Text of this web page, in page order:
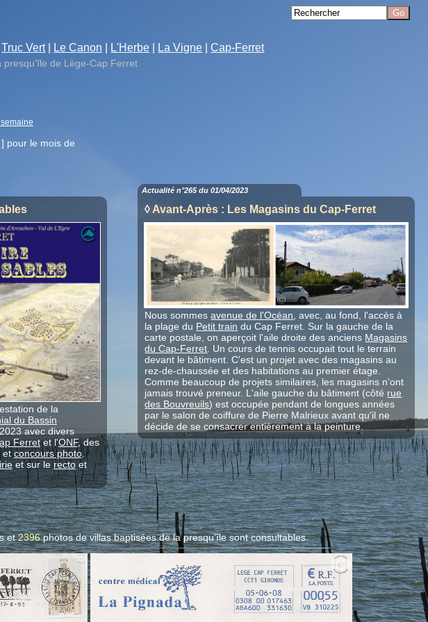
Truc Vert Le Canon L'Herbe La Vigne Cap-Ferret
presqu'île de Lège-Cap Ferret
] pour le mois de
de la
du Bassin
avec divers
Ferretet l'ONF, des
etconcours photo.
et sur lerectoet
Actualité n°265 du 01/04/2023
◊ Avant-Après : Les Magasins du Cap-Ferret
Nous sommesavenue de l'Océan, avec, au fond, l'accès à
la plage du Petit train du Cap Ferret. Sur la gauche de la
carte postale, on aperçoit l'aile droite des anciens Magasins
du Cap-Ferret. Un cours de tennis occupait tout le terrain
devant le bâtiment. C'est un projet avec des magasins au
rez-de-chaussée et des habitations au premier étage.
Comme beaucoup de projets similaires, les magasins n'ont
jamais trouvé preneur. L'aile gauche du bâtiment (côté rue
des Bouvreuils) est occupée pendant de longues années
par le salon de coiffure de Pierre Malrieux avant qu'il ne
décide de se consacrer entièrement à la peinture.
et2396 photos de villasbaptisées de la presqu'île sont consultables.